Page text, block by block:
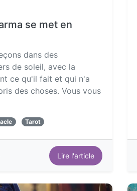
se met en
dans des
de soleil, avec la
ce qu'il fait et qui n'a
des choses. Vous vous
Tarot
Lire l'article